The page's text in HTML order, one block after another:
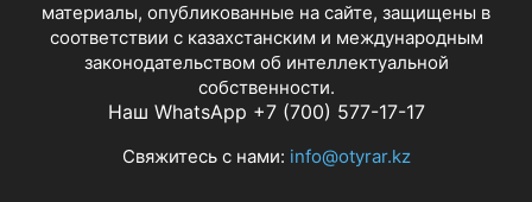
материалы, опубликованные на сайте, защищены в
соответствии с казахстанским и международным
законодательством об интеллектуальной
собственности.
Наш WhatsApp +7 (700) 577-17-17
Свяжитесь с нами: info@otyrar.kz